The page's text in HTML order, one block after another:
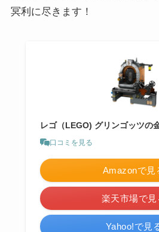
冥利に尽きます！
レゴ（LEGO) グリンゴッツの
口コミを見る
Amazonで見
楽天市場で見
Yahoo!で見